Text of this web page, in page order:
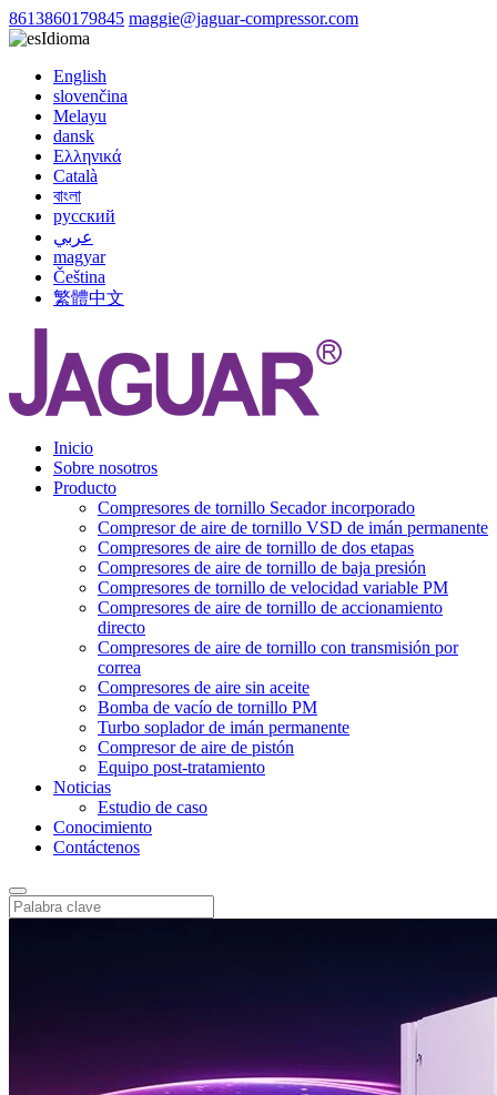
8613860179845 maggie@jaguar-compressor.com
Idioma
English
slovenčina
Melayu
dansk
Ελληνικά
Català
বাংলা
русский
عربي
magyar
Čeština
繁體中文
Inicio
Sobre nosotros
Producto
Compresores de tornillo Secador incorporado
Compresor de aire de tornillo VSD de imán permanente
Compresores de aire de tornillo de dos etapas
Compresores de aire de tornillo de baja presión
Compresores de tornillo de velocidad variable PM
Compresores de aire de tornillo de accionamiento
directo
Compresores de aire de tornillo con transmisión por
correa
Compresores de aire sin aceite
Bomba de vacío de tornillo PM
Turbo soplador de imán permanente
Compresor de aire de pistón
Equipo post-tratamiento
Noticias
Estudio de caso
Conocimiento
Contáctenos